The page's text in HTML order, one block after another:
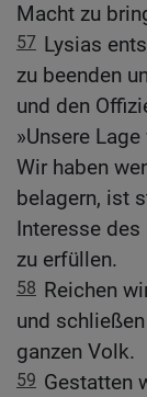
Macht zu
57 Lysias
zu beenden
und den
»Unsere
Wir haben
belagern, ist
Interesse
zu erfüllen.
58 Reichen
und
ganzen Volk.
59 Gestatten